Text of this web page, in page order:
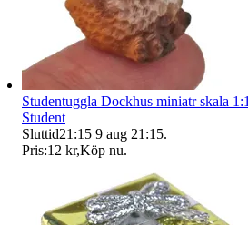
Studentuggla Dockhus miniatr skala
Student
Sluttid21:15 9 aug 21:15.
Pris:12 kr,Köp nu.